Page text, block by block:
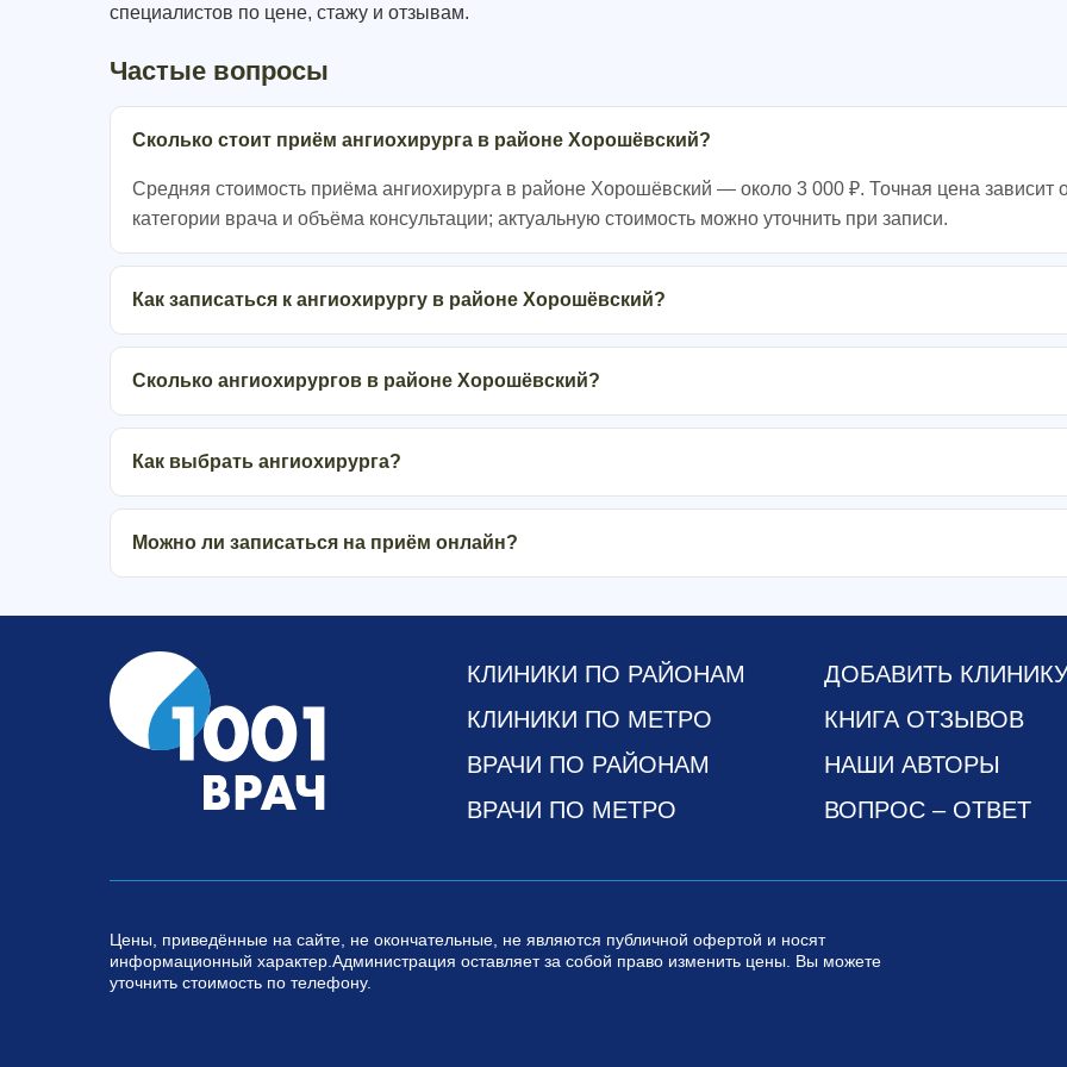
специалистов по цене, стажу и отзывам.
Частые вопросы
Сколько стоит приём ангиохирурга в районе Хорошёвский?
Средняя стоимость приёма ангиохирурга в районе Хорошёвский — около 3 000 ₽. Точная цена зависит
категории врача и объёма консультации; актуальную стоимость можно уточнить при записи.
Как записаться к ангиохирургу в районе Хорошёвский?
Сколько ангиохирургов в районе Хорошёвский?
Как выбрать ангиохирурга?
Можно ли записаться на приём онлайн?
КЛИНИКИ ПО РАЙОНАМ
КЛИНИКИ ПО МЕТРО
ВРАЧИ ПО РАЙОНАМ
ВРАЧИ ПО МЕТРО
ДОБАВИТЬ
КНИГА ОТЗЫВОВ
НАШИ АВТОРЫ
ВОПРОС – ОТВЕТ
Цены, приведённые на сайте, не окончательные, не являются публичной офертой и носят
информационный характер.Администрация оставляет за собой право изменить цены. Вы можете
уточнить стоимость по телефону.